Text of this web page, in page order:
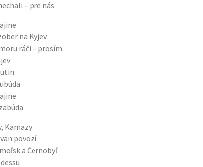
– pre nás
na Kyjev
ráči – prosím
Kamazy
povozí
a Černobyľ